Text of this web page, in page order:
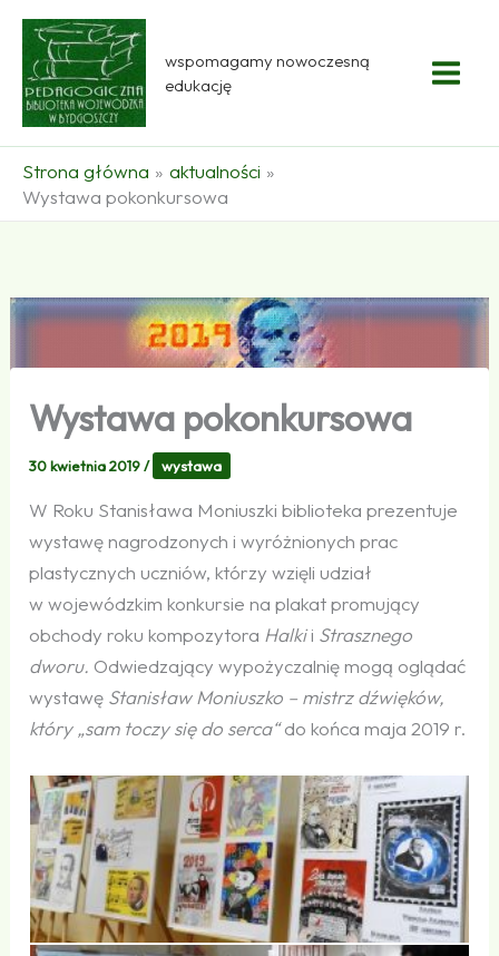
Przejdź
treści
wspomagamy nowoczesną
edukację
Strona główna
aktualności
Wystawa pokonkursowa
Wystawa pokonkursowa
30 kwietnia 2019/ wystawa
W Roku Stanisława Moniuszki biblioteka prezentuje
wystawę nagrodzonych i wyróżnionych prac
plastycznych uczniów, którzy wzięli udział
w wojewódzkim konkursie na plakat promujący
obchody roku kompozytora Halkii Strasznego
dworu. Odwiedzający wypożyczalnię mogą oglądać
wystawę Stanisław Moniuszko – mistrz dźwięków,
który „sam toczy się do serca“do końca maja 2019 r.